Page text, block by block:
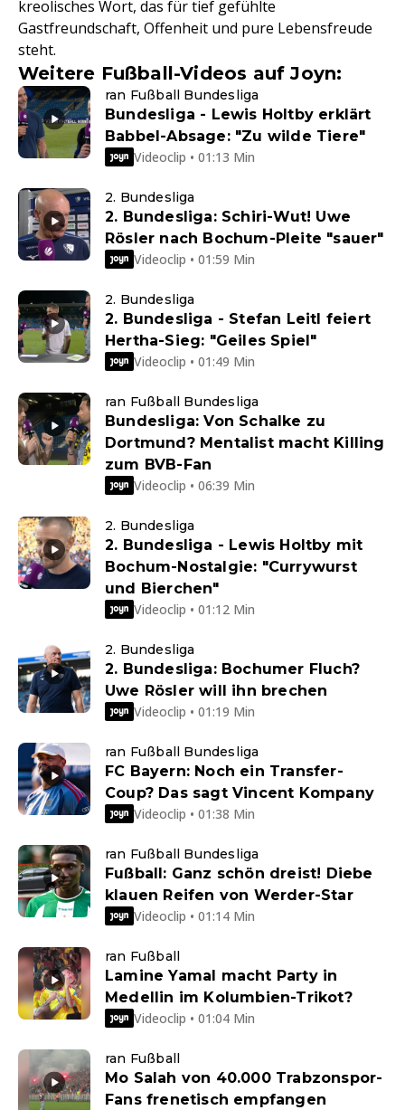
kreolisches Wort, das für tief gefühlte
Gastfreundschaft, Offenheit und pure Lebensfreude
steht.
Weitere Fußball-Videos auf Joyn:
ran Fußball Bundesliga
Bundesliga - Lewis Holtby erklärt
Babbel-Absage: "Zu wilde Tiere"
Videoclip • 01:13 Min
2. Bundesliga
2. Bundesliga: Schiri-Wut! Uwe
Rösler nach Bochum-Pleite "sauer"
Videoclip • 01:59 Min
2. Bundesliga
2. Bundesliga - Stefan Leitl feiert
Hertha-Sieg: "Geiles Spiel"
Videoclip • 01:49 Min
ran Fußball Bundesliga
Bundesliga: Von Schalke zu
Dortmund? Mentalist macht Killing
zum BVB-Fan
Videoclip • 06:39 Min
2. Bundesliga
2. Bundesliga - Lewis Holtby mit
Bochum-Nostalgie: "Currywurst
und Bierchen"
Videoclip • 01:12 Min
2. Bundesliga
2. Bundesliga: Bochumer Fluch?
Uwe Rösler will ihn brechen
Videoclip • 01:19 Min
ran Fußball Bundesliga
FC Bayern: Noch ein Transfer-
Coup? Das sagt Vincent Kompany
Videoclip • 01:38 Min
ran Fußball Bundesliga
Fußball: Ganz schön dreist! Diebe
klauen Reifen von Werder-Star
Videoclip • 01:14 Min
ran Fußball
Lamine Yamal macht Party in
Medellin im Kolumbien-Trikot?
Videoclip • 01:04 Min
ran Fußball
Mo Salah von 40.000 Trabzonspor-
Fans frenetisch empfangen